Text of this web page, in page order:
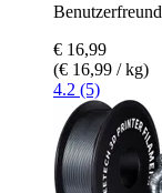
€ 16,99
(€ 16,99 / kg)
4.2 (5)